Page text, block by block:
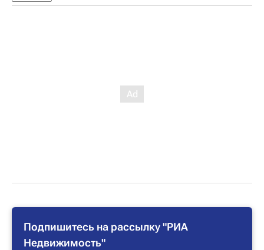
Подпишитесь на рассылку "РИА
Недвижимость"